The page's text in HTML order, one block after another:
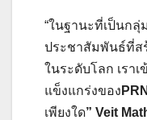
“ในฐานะที่เป็นก
ประชาสัมพันธ์ที่ส
ในระดับโลก เรา
แข็งแกร่งของ PRN
เพียงใด” Veit